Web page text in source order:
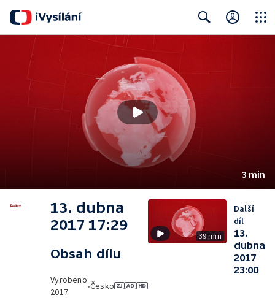
3 min
13. dubna
2017 17:29
Obsah dílu
Vyrobeno
2017
•Česko
39 min
Další
díl
13.
dubna
2017
23:00